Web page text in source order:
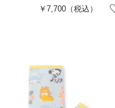
￥7,700 （税込）